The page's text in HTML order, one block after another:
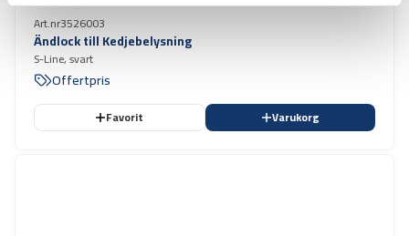
Art.nr3526003
Ändlock till Kedjebelysning
S-Line, svart
Offertpris
Favorit Varukorg